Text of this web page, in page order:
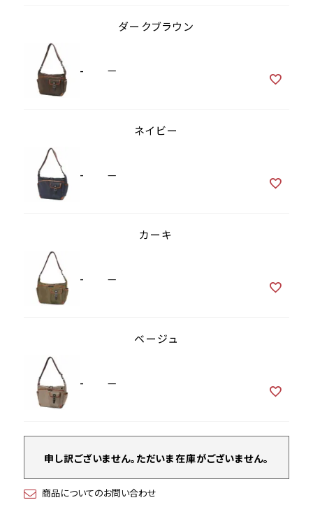
ダークブラウン
- —
ネイビー
- —
カーキ
- —
ベージュ
- —
申し訳ございません。ただいま在庫がございません。
商品についてのお問い合わせ